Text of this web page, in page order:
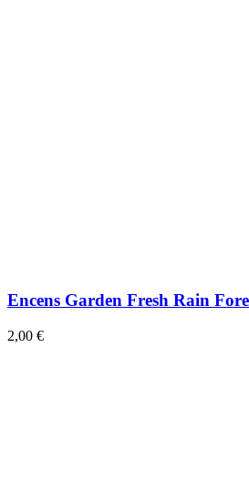
Encens Garden Fresh Rain
2,00 €